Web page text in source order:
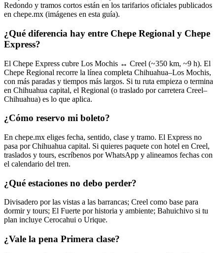
Redondo y tramos cortos están en los tarifarios oficiales publicados
en chepe.mx (imágenes en esta guía).
¿Qué diferencia hay entre Chepe Regional y Chepe
Express?
El Chepe Express cubre Los Mochis ↔ Creel (~350 km, ~9 h). El
Chepe Regional recorre la línea completa Chihuahua–Los Mochis,
con más paradas y tiempos más largos. Si tu ruta empieza o termina
en Chihuahua capital, el Regional (o traslado por carretera Creel–
Chihuahua) es lo que aplica.
¿Cómo reservo mi boleto?
En chepe.mx eliges fecha, sentido, clase y tramo. El Express no
pasa por Chihuahua capital. Si quieres paquete con hotel en Creel,
traslados y tours, escríbenos por WhatsApp y alineamos fechas con
el calendario del tren.
¿Qué estaciones no debo perder?
Divisadero por las vistas a las barrancas; Creel como base para
dormir y tours; El Fuerte por historia y ambiente; Bahuichivo si tu
plan incluye Cerocahui o Urique.
¿Vale la pena Primera clase?